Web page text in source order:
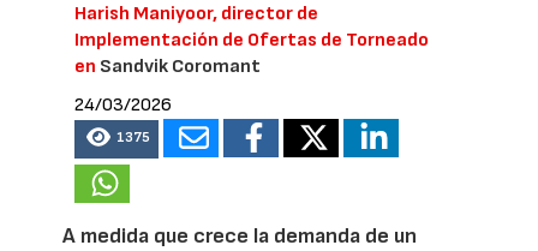
Harish Maniyoor, director de
Implementación de Ofertas de Torneado
en Sandvik Coromant
24/03/2026
1375
A medida que crece la demanda de un